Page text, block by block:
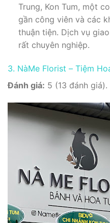
Trung, Kon Tum, một
gần công viên và các
thuận tiện. Dịch vụ
rất chuyên nghiệp.
3. NàMe Florist – Tiệm
Đánh giá: 5 (13 đánh giá).